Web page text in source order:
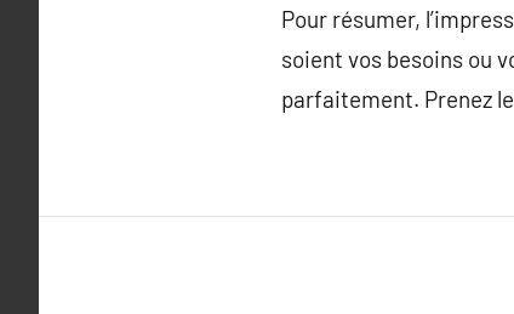
Pour résumer,
soient vos besoins ou
parfaitement. Prenez